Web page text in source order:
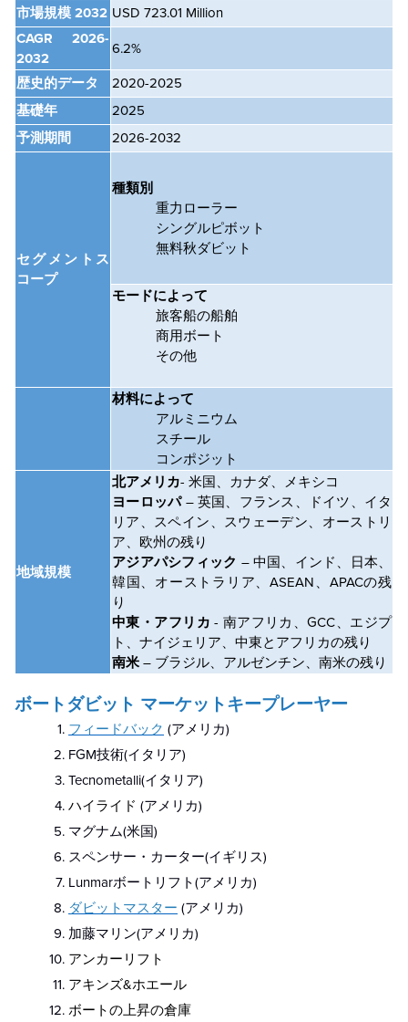
市場規模 2032 USD 723.01 Million
CAGR
2026-
2032
6.2%
歴史的データ
2020-2025
基礎年
2025
予測期間
2026-2032
セグメントス
コープ
種類別
重力ローラー
シングルピボット
無料秋ダビット
モードによって
旅客船の船舶
商用ボート
その他
材料によって
アルミニウム
スチール
コンポジット
地域規模
北アメリカ- 米国、カナダ、メキシコ
ヨーロッパ– 英国、フランス、ドイツ、イタ
リア、スペイン、スウェーデン、オーストリ
ア、欧州の残り
アジアパシフィック – 中国、インド、日本、
韓国、オーストラリア、ASEAN、APACの残
り
中東・アフリカ - 南アフリカ、GCC、エジプ
ト、ナイジェリア、中東とアフリカの残り
南米 – ブラジル、アルゼンチン、南米の残り
ボートダビット マーケットキープレーヤー
フィードバック (アメリカ)
FGM技術(イタリア)
Tecnometalli(イタリア)
ハイライド (アメリカ)
マグナム(米国)
スペンサー・カーター(イギリス)
Lunmarボートリフト(アメリカ)
ダビットマスター (アメリカ)
加藤マリン(アメリカ)
アンカーリフト
アキンズ&ホエール
ボートの上昇の倉庫